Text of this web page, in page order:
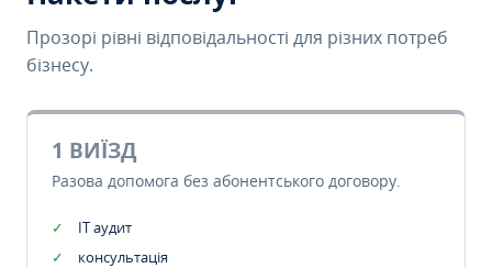
Прозорі рівні відповідальності для різних потреб
бізнесу.
1 ВИЇЗД
Разова допомога без абонентського договору.
IT аудит
консультація